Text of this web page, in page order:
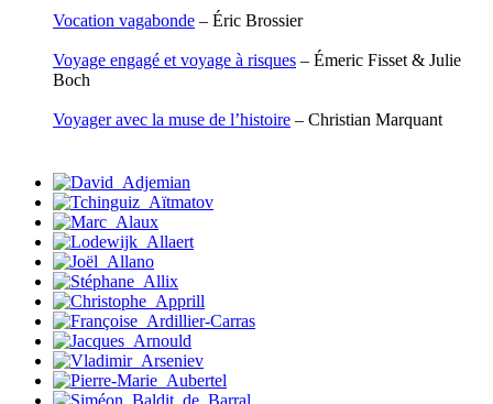
Saint-Loup
Sapin-Defour Cédric
Sauve Philippe
Sokpakbaïev Berdibek
Soleilhavoup François
Squillace Sophie
Stuck Hudson
Sylvestre Françoise
Tardieu Marc
Terrisse Marc
Tesson Sylvain
Thevenet Jacqueline
Touboul Marion
Toumanov Vadim
Vocation vagabonde – Éric Brossier
Voyage engagé et voyage à risques – Émeric Fisset & Julie
Boch
Voyager avec la muse de l’histoire – Christian Marquant